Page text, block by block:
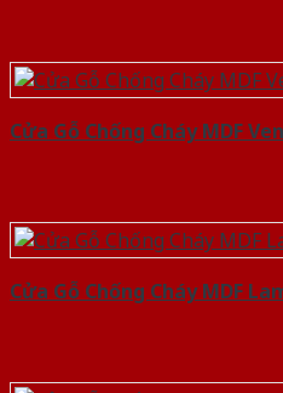
Cửa Gỗ Chống Cháy MDF
Cửa Gỗ Chống Cháy MDF